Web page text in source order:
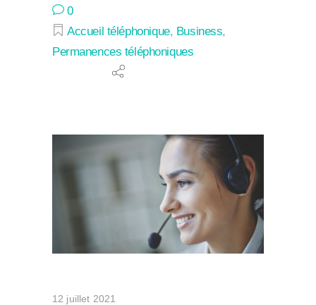
0
Accueil téléphonique, Business,
Permanences téléphoniques
12 juillet 2021